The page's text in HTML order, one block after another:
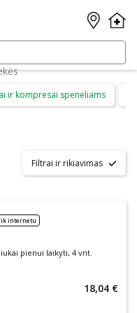
ir kompresai speneliams
Filtrai ir rikiavimas
internetu
pienui laikyti, 4 vnt.
5.00
klubo narių nuolaida
18,04 €